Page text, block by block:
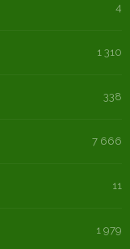
4
1 310
338
7 666
11
1 979